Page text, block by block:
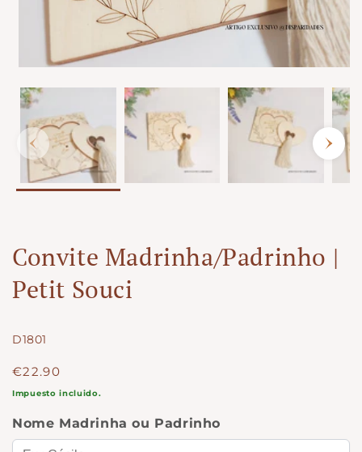
Convite Madrinha/Padrinho |
Petit Souci
SKU:
D1801
Precio
regular
€22.90
Impuesto incluido.
Nome Madrinha ou Padrinho